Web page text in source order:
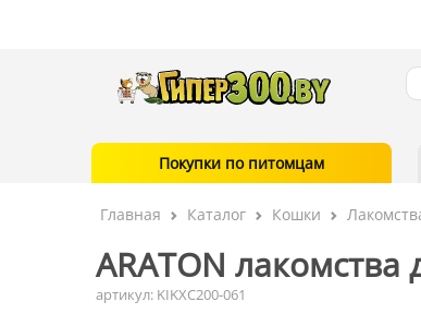
Покупки по питомцам
Главная Каталог Кошки
ARATON
артикул: KIKXC200-061